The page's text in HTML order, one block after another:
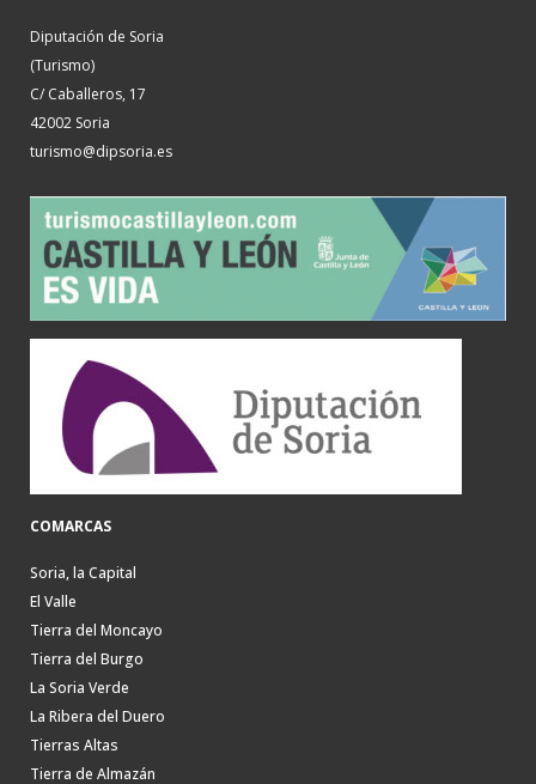
Diputación de Soria
(Turismo)
C/ Caballeros, 17
42002 Soria
turismo@dipsoria.es
COMARCAS
Soria, la Capital
El Valle
Tierra del Moncayo
Tierra del Burgo
La Soria Verde
La Ribera del Duero
Tierras Altas
Tierra de Almazán